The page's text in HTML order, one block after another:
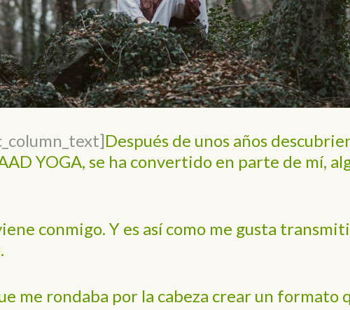
Después de unos años
YOGA, se ha convertido en parte de mí,
conmigo. Y es así como me gusta
me rondaba por la cabeza crear un formato